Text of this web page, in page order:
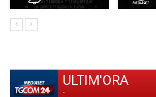
ULTIM'ORA
-